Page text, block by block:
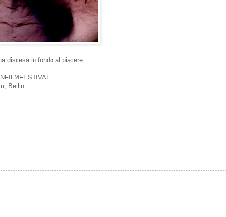
discesa in fondo al piacere
Berlin